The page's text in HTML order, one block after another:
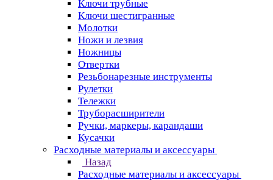
Ключи трубные
Ключи шестигранные
Молотки
Ножи и лезвия
Ножницы
Отвертки
Резьбонарезные инструменты
Рулетки
Тележки
Труборасширители
Ручки, маркеры, карандаши
Кусачки
Расходные материалы и аксессуары
Назад
Расходные материалы и аксессуары